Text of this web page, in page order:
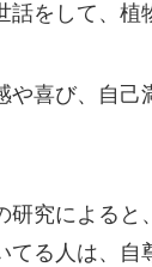
話をして、植
や喜び、自己
研究によると
てる人は、自